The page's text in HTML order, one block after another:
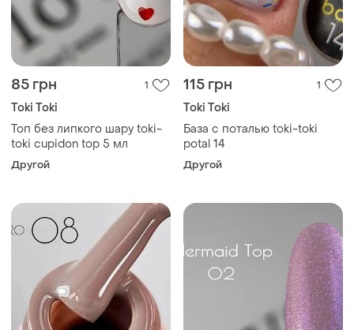
85 грн 1
Toki Toki
Топ без липкого шару toki-
toki cupidon top 5 мл
Другой
115 грн 1
Toki Toki
База с поталью toki-toki
potal 14
Другой